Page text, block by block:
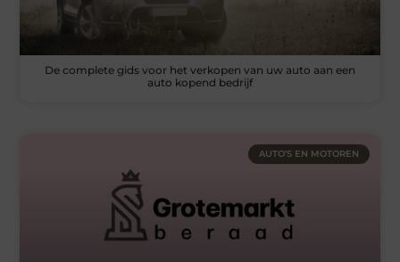
De complete gids voor het verkopen van uw auto aan een
auto kopend bedrijf
AUTO’S EN MOTOREN